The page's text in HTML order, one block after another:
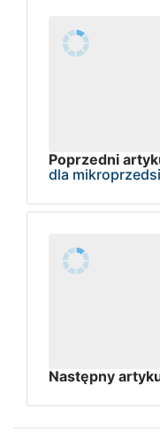
Poprzedni
dla
Następny